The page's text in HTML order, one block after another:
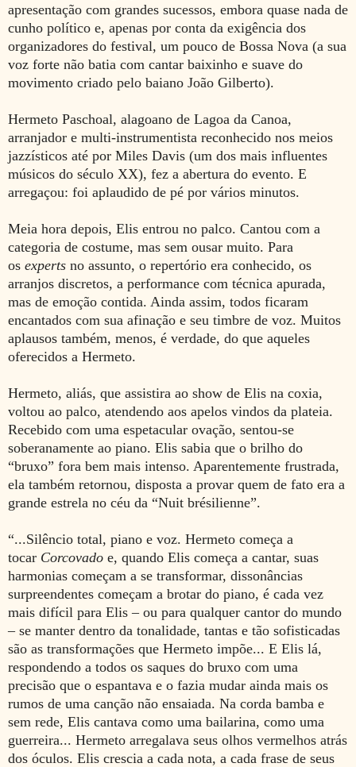
apresentação com grandes sucessos, embora quase nada de
cunho político e, apenas por conta da exigência dos
organizadores do festival, um pouco de Bossa Nova (a sua
voz forte não batia com cantar baixinho e suave do
movimento criado pelo baiano João Gilberto).
Hermeto Paschoal, alagoano de Lagoa da Canoa,
arranjador e multi-instrumentista reconhecido nos meios
jazzísticos até por Miles Davis (um dos mais influentes
músicos do século XX), fez a abertura do evento. E
arregaçou: foi aplaudido de pé por vários minutos.
Meia hora depois, Elis entrou no palco. Cantou com a
categoria de costume, mas sem ousar muito. Para
os experts no assunto, o repertório era conhecido, os
arranjos discretos, a performance com técnica apurada,
mas de emoção contida. Ainda assim, todos ficaram
encantados com sua afinação e seu timbre de voz. Muitos
aplausos também, menos, é verdade, do que aqueles
oferecidos a Hermeto.
Hermeto, aliás, que assistira ao show de Elis na coxia,
voltou ao palco, atendendo aos apelos vindos da plateia.
Recebido com uma espetacular ovação, sentou-se
soberanamente ao piano. Elis sabia que o brilho do
“bruxo” fora bem mais intenso. Aparentemente frustrada,
ela também retornou, disposta a provar quem de fato era a
grande estrela no céu da “Nuit brésilienne”.
“...Silêncio total, piano e voz. Hermeto começa a
tocar Corcovado e, quando Elis começa a cantar, suas
harmonias começam a se transformar, dissonâncias
surpreendentes começam a brotar do piano, é cada vez
mais difícil para Elis – ou para qualquer cantor do mundo
– se manter dentro da tonalidade, tantas e tão sofisticadas
são as transformações que Hermeto impõe... E Elis lá,
respondendo a todos os saques do bruxo com uma
precisão que o espantava e o fazia mudar ainda mais os
rumos de uma canção não ensaiada. Na corda bamba e
sem rede, Elis cantava como uma bailarina, como uma
guerreira... Hermeto arregalava seus olhos vermelhos atrás
dos óculos. Elis crescia a cada nota, a cada frase de seus